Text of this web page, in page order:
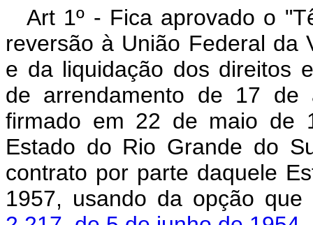
Art 1º - Fica aprovado o
reversão à União Federal da
e da liquidação dos direitos
de arrendamento de 17
firmado em 22 de maio de
Estado do Rio Grande do
contrato por parte daquele
1957, usando da opção